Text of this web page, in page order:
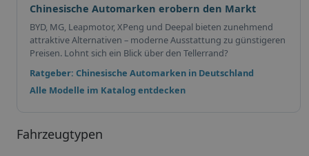
Chinesische Automarken erobern den Markt
BYD, MG, Leapmotor, XPeng und Deepal bieten zunehmend
attraktive Alternativen – moderne Ausstattung zu günstigeren
Preisen. Lohnt sich ein Blick über den Tellerrand?
Ratgeber: Chinesische Automarken in Deutschland
Alle Modelle im Katalog entdecken
Fahrzeugtypen